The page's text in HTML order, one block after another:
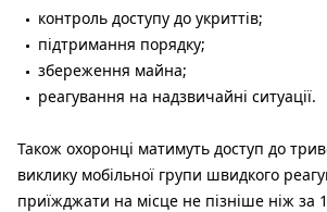
контроль доступу до укриттів;
підтримання порядку;
збереження майна;
реагування на надзвичайні ситуації.
Також охоронці матимуть доступ до
виклику мобільної групи швидкого
приїжджати на місце не пізніше ніж за